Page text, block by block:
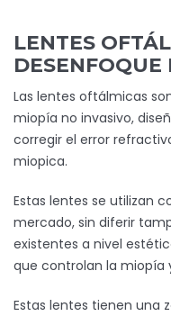
LENTES
DESENFOQUE
Las lentes oftálmicas
miopía no invasivo,
corregir el error
miopica.
Estas lentes se utilizan
mercado, sin diferir
existentes a nivel
que controlan la miopía
Estas lentes tienen una